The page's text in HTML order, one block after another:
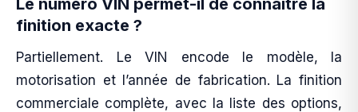
finition exacte ?
Partiellement. Le VIN encode le modèle, la
motorisation et l’année de fabrication. La finition
commerciale complète, avec la liste des options,